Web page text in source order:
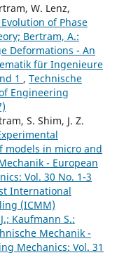
W. Lenz,
of Phase
Bertram, A.:
Deformations - An
für Ingenieure
1 , Technische
Engineering
S. Shim, J. Z.
models in micro and
- European
Vol. 30 No. 1-3
International
(ICMM)
Kaufmann S.:
Mechanik -
Mechanics: Vol. 31